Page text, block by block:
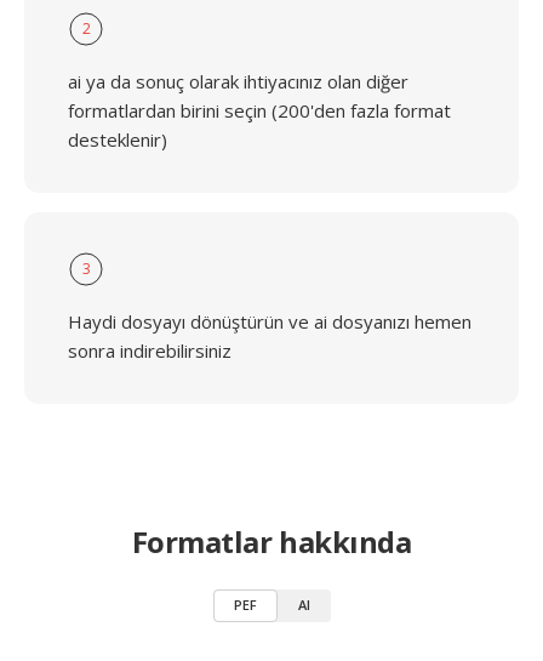
2
ai ya da sonuç olarak ihtiyacınız olan diğer
formatlardan birini seçin (200'den fazla format
desteklenir)
3
Haydi dosyayı dönüştürün ve ai dosyanızı hemen
sonra indirebilirsiniz
Formatlar hakkında
PEF AI